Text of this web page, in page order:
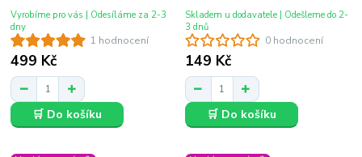
1 hodnocení
499 Kč
Vyrobíme pro vás | Odesíláme za 2-3
dny
🛒 Do košíku
0 hodnocení
149 Kč
Skladem u dodavatele | Odešleme do 2-
3 dnů
🛒 Do košíku